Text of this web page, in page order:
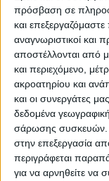
πρόσβαση σε
και
αναγνωριστικοί και
αποστέλλονται από
και περιεχόμενο,
ακροατηρίου και
και οι συνεργάτες
δεδομένα
σάρωσης συσκευών.
στην επεξεργασία
περιγράφεται
για να αρνηθείτε να
Ουίλιαμ Μάρτιν
αναφέρει ότι ο
Τούρκους και
Ζάκυνθ
ο, όπου σύμφωνα
τον οικισμό
οικισμός
δηλαδή, που ο
παρουσίασε